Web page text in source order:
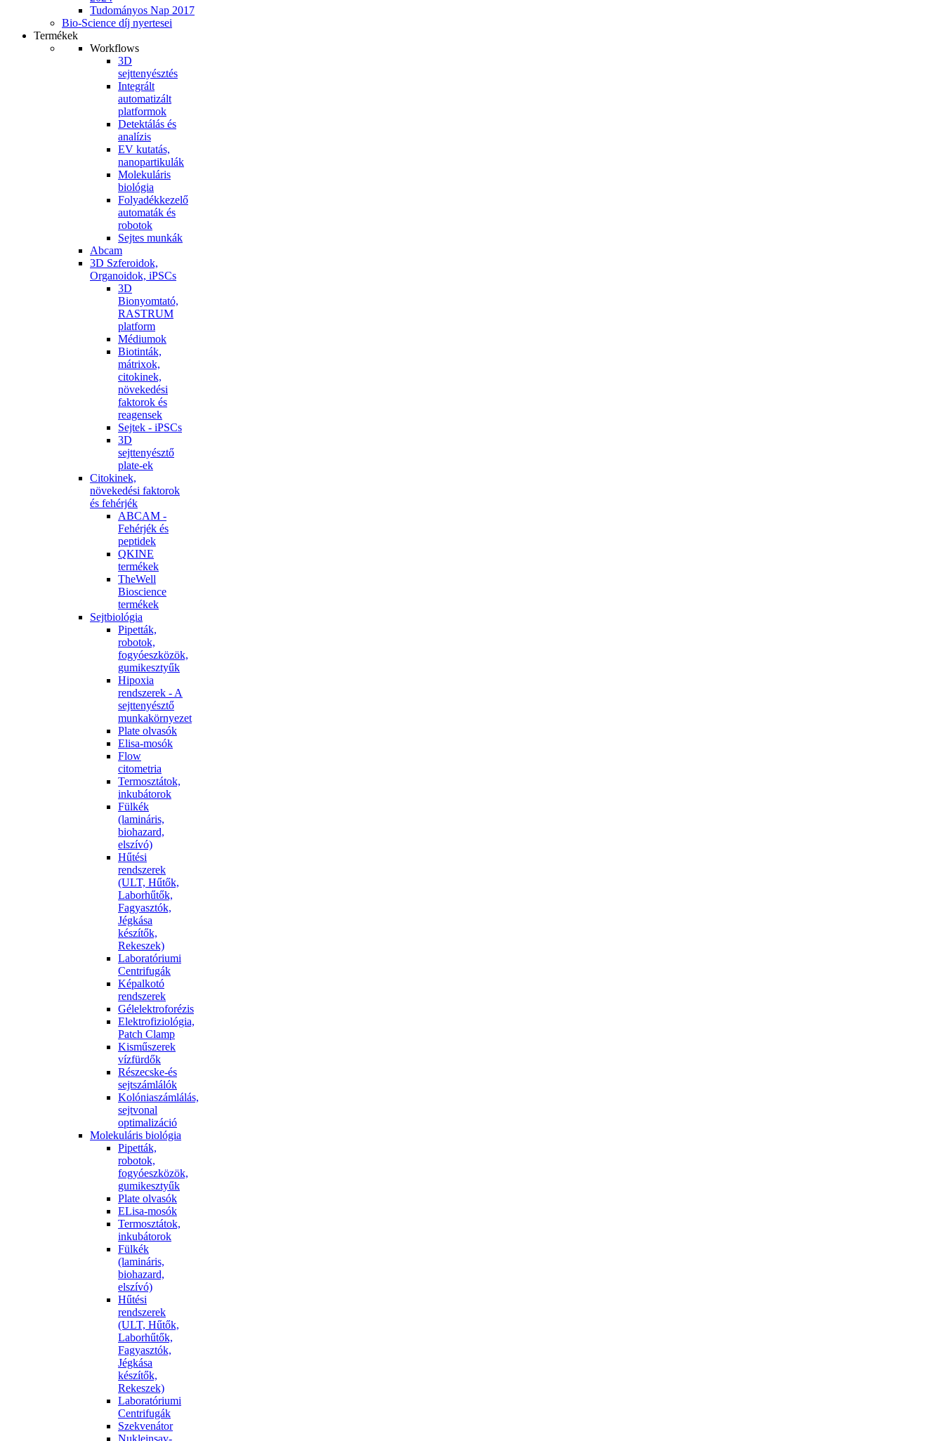
Tudományos Nap 2017
Bio-Science díj nyertesei
Termékek
Workflows
3D
sejttenyésztés
Integrált
automatizált
platformok
Detektálás és
analízis
EV kutatás,
nanopartikulák
Molekuláris
biológia
Folyadékkezelő
automaták és
robotok
Sejtes munkák
Abcam
3D Szferoidok,
Organoidok, iPSCs
3D
Bionyomtató,
RASTRUM
platform
Médiumok
Biotinták,
mátrixok,
citokinek,
növekedési
faktorok és
reagensek
Sejtek - iPSCs
3D
sejttenyésztő
plate-ek
Citokinek,
növekedési faktorok
és fehérjék
ABCAM -
Fehérjék és
peptidek
QKINE
termékek
TheWell
Bioscience
termékek
Sejtbiológia
Pipetták,
robotok,
fogyóeszközök,
gumikesztyűk
Hipoxia
rendszerek - A
sejttenyésztő
munkakörnyezet
Plate olvasók
Elisa-mosók
Flow
citometria
Termosztátok,
inkubátorok
Fülkék
(lamináris,
biohazard,
elszívó)
Hűtési
rendszerek
(ULT, Hűtők,
Laborhűtők,
Fagyasztók,
Jégkása
készítők,
Rekeszek)
Laboratóriumi
Centrifugák
Képalkotó
rendszerek
Gélelektroforézis
Elektrofiziológia,
Patch Clamp
Kisműszerek
vízfürdők
Részecske-és
sejtszámlálók
Kolóniaszámlálás,
sejtvonal
optimalizáció
Molekuláris biológia
Pipetták,
robotok,
fogyóeszközök,
gumikesztyűk
Plate olvasók
ELisa-mosók
Termosztátok,
inkubátorok
Fülkék
(lamináris,
biohazard,
elszívó)
Hűtési
rendszerek
(ULT, Hűtők,
Laborhűtők,
Fagyasztók,
Jégkása
készítők,
Rekeszek)
Laboratóriumi
Centrifugák
Szekvenátor
Nukleinsav-